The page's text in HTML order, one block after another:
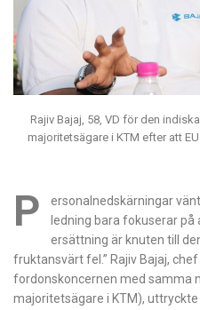
Rajiv Bajaj, 58, VD för den
majoritetsägare i KTM efter att
P
ersonalnedskärningar
ledning bara fokuserar
ersättning är knuten till
fruktansvärt fel.” Rajiv Bajaj,
fordonskoncernen med samma
majoritetsägare i KTM),